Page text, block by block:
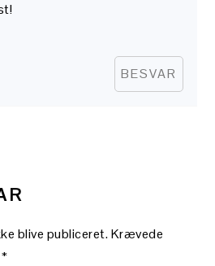
BESVAR
blive publiceret.Krævede
*